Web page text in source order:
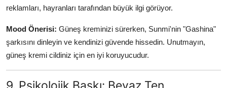
reklamları, hayranları tarafından büyük ilgi görüyor.
Mood Önerisi: Güneş kreminizi sürerken, Sunmi'nin "Gashina"
şarkısını dinleyin ve kendinizi güvende hissedin. Unutmayın,
güneş kremi cildiniz için en iyi koruyucudur.